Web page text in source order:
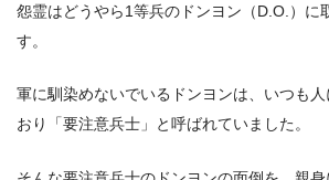
怨霊はどうやら1等兵のドンヨン（D.O.）に
す。
軍に馴染めないでいるドンヨンは、いつも
おり「要注意兵士」と呼ばれていました。